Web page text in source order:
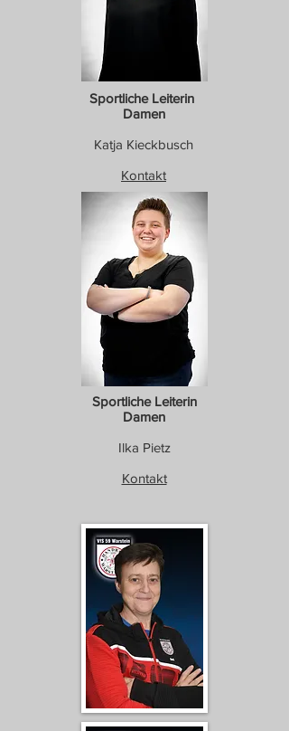
Sportliche Leiterin
Damen
Katja Kieckbusch
Kontakt
Sportliche Leiterin
Damen
Ilka Pietz
Kontakt